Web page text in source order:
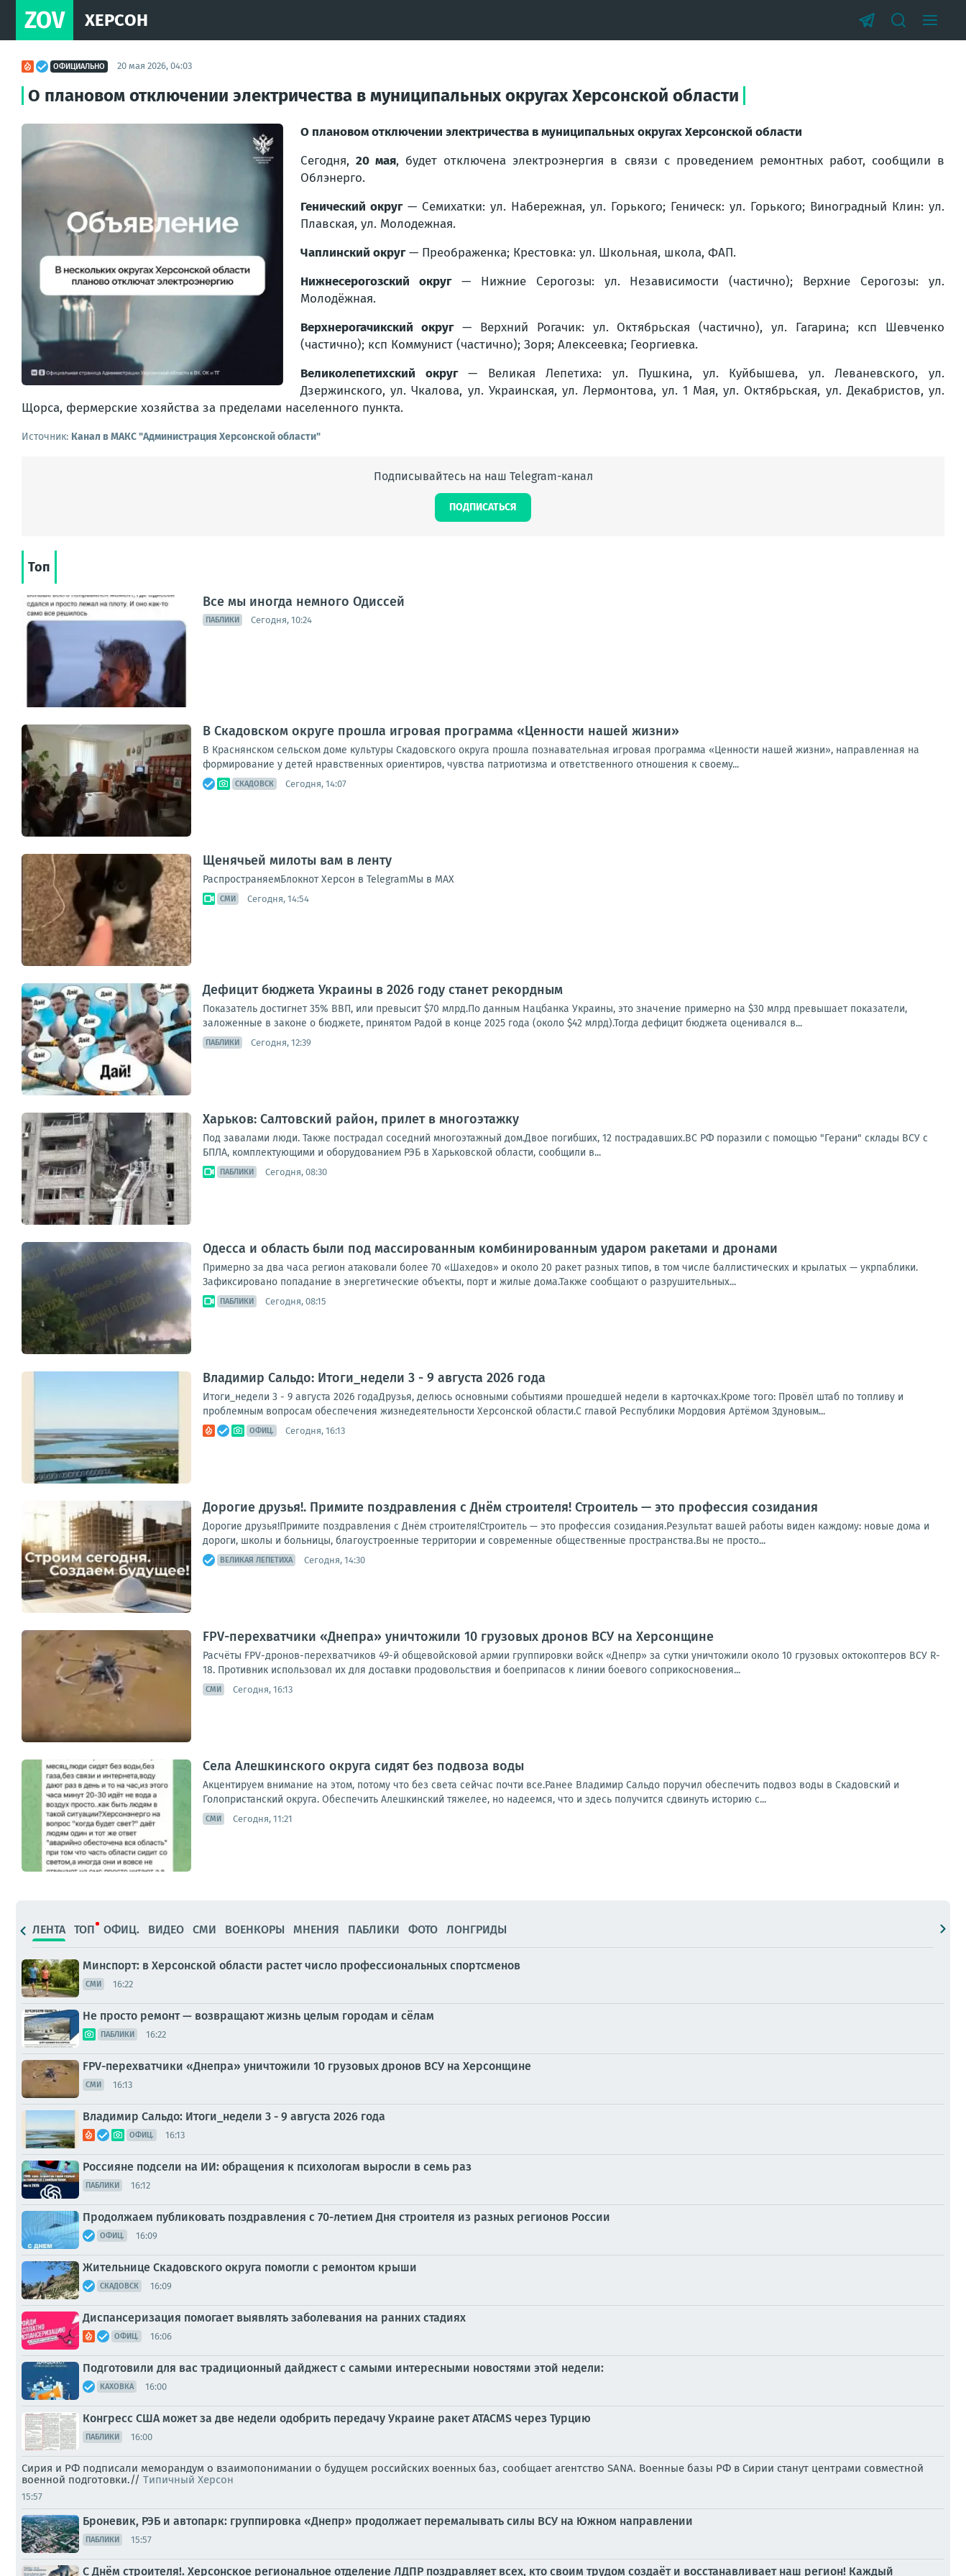
ZOV ХЕРСОН
ОФИЦИАЛЬНО 20 мая 2026, 04:03
О плановом отключении электричества в муниципальных округах Херсонской области
О плановом отключении электричества в муниципальных округах Херсонской области
Сегодня,20 мая, будет отключена электроэнергия в связи с проведением ремонтных работ, сообщили в
Облэнерго.
Генический округ— Семихатки: ул. Набережная, ул. Горького; Геническ: ул. Горького; Виноградный Клин: ул.
Плавская, ул. Молодежная.
Чаплинский округ— Преображенка; Крестовка: ул. Школьная, школа, ФАП.
Нижнесерогозский округ— Нижние Серогозы: ул. Независимости (частично); Верхние Серогозы: ул.
Молодёжная.
Верхнерогачикский округ— Верхний Рогачик: ул. Октябрьская (частично), ул. Гагарина; ксп Шевченко
(частично); ксп Коммунист (частично); Зоря; Алексеевка; Георгиевка.
Великолепетихский округ— Великая Лепетиха: ул. Пушкина, ул. Куйбышева, ул. Леваневского, ул.
Дзержинского, ул. Чкалова, ул. Украинская, ул. Лермонтова, ул. 1 Мая, ул. Октябрьская, ул. Декабристов, ул.
Щорса, фермерские хозяйства за пределами населенного пункта.
Источник: Канал в МАКС "Администрация Херсонской области"
Подписывайтесь на наш Telegram-канал
ПОДПИСАТЬСЯ
Топ
Все мы иногда немного Одиссей
ПАБЛИКИ Сегодня, 10:24
В Скадовском округе прошла игровая программа «Ценности нашей жизни»
В Краснянском сельском доме культуры Скадовского округа прошла познавательная игровая программа «Ценности нашей жизни», направленная на
формирование у детей нравственных ориентиров, чувства патриотизма и ответственного отношения к своему...
СКАДОВСК Сегодня, 14:07
Щенячьей милоты вам в ленту
РаспространяемБлокнот Херсон в TelegramМы в MAX
СМИ Сегодня, 14:54
Дефицит бюджета Украины в 2026 году станет рекордным
Показатель достигнет 35% ВВП, или превысит $70 млрд.По данным Нацбанка Украины, это значение примерно на $30 млрд превышает показатели,
заложенные в законе о бюджете, принятом Радой в конце 2025 года (около $42 млрд).Тогда дефицит бюджета оценивался в...
ПАБЛИКИ Сегодня, 12:39
Харьков: Салтовский район, прилет в многоэтажку
Под завалами люди. Также пострадал соседний многоэтажный дом.Двое погибших, 12 пострадавших.ВС РФ поразили с помощью "Герани" склады ВСУ с
БПЛА, комплектующими и оборудованием РЭБ в Харьковской области, сообщили в...
ПАБЛИКИ Сегодня, 08:30
Одесса и область были под массированным комбинированным ударом ракетами и дронами
Примерно за два часа регион атаковали более 70 «Шахедов» и около 20 ракет разных типов, в том числе баллистических и крылатых — укрпаблики.
Зафиксировано попадание в энергетические объекты, порт и жилые дома.Также сообщают о разрушительных...
ПАБЛИКИ Сегодня, 08:15
Владимир Сальдо: Итоги_недели 3 - 9 августа 2026 года
Итоги_недели 3 - 9 августа 2026 годаДрузья, делюсь основными событиями прошедшей недели в карточках.Кроме того: Провёл штаб по топливу и
проблемным вопросам обеспечения жизнедеятельности Херсонской области.С главой Республики Мордовия Артёмом Здуновым...
ОФИЦ. Сегодня, 16:13
Дорогие друзья!. Примите поздравления с Днём строителя! Строитель — это профессия созидания
Дорогие друзья!Примите поздравления с Днём строителя!Строитель — это профессия созидания.Результат вашей работы виден каждому: новые дома и
дороги, школы и больницы, благоустроенные территории и современные общественные пространства.Вы не просто...
ВЕЛИКАЯ ЛЕПЕТИХА Сегодня, 14:30
FPV-перехватчики «Днепра» уничтожили 10 грузовых дронов ВСУ на Херсонщине
Расчёты FPV-дронов-перехватчиков 49-й общевойсковой армии группировки войск «Днепр» за сутки уничтожили около 10 грузовых октокоптеров ВСУ R-
18. Противник использовал их для доставки продовольствия и боеприпасов к линии боевого соприкосновения...
СМИ Сегодня, 16:13
Села Алешкинского округа сидят без подвоза воды
Акцентируем внимание на этом, потому что без света сейчас почти все.Ранее Владимир Сальдо поручил обеспечить подвоз воды в Скадовский и
Голопристанский округа. Обеспечить Алешкинский тяжелее, но надеемся, что и здесь получится сдвинуть историю с...
СМИ Сегодня, 11:21
ЛЕНТА ТОП ОФИЦ. ВИДЕО СМИ ВОЕНКОРЫ МНЕНИЯ ПАБЛИКИ ФОТО ЛОНГРИДЫ
Минспорт: в Херсонской области растет число профессиональных спортсменов
СМИ 16:22
Не просто ремонт — возвращают жизнь целым городам и сёлам
ПАБЛИКИ 16:22
FPV-перехватчики «Днепра» уничтожили 10 грузовых дронов ВСУ на Херсонщине
СМИ 16:13
Владимир Сальдо: Итоги_недели 3 - 9 августа 2026 года
ОФИЦ. 16:13
Россияне подсели на ИИ: обращения к психологам выросли в семь раз
ПАБЛИКИ 16:12
Продолжаем публиковать поздравления с 70-летием Дня строителя из разных регионов России
ОФИЦ. 16:09
Жительнице Скадовского округа помогли с ремонтом крыши
СКАДОВСК 16:09
Диспансеризация помогает выявлять заболевания на ранних стадиях
ОФИЦ. 16:06
Подготовили для вас традиционный дайджест с самыми интересными новостями этой недели:
КАХОВКА 16:00
Конгресс США может за две недели одобрить передачу Украине ракет ATACMS через Турцию
ПАБЛИКИ 16:00
Сирия и РФ подписали меморандум о взаимопонимании о будущем российских военных баз, сообщает агентство SANA. Военные базы РФ в Сирии станут центрами совместной
военной подготовки.// Типичный Херсон
15:57
Броневик, РЭБ и автопарк: группировка «Днепр» продолжает перемалывать силы ВСУ на Южном направлении
ПАБЛИКИ 15:57
С Днём строителя!. Херсонское региональное отделение ЛДПР поздравляет всех, кто своим трудом создаёт и восстанавливает наш регион! Каждый